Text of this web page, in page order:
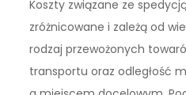
Koszty związane ze
zróżnicowane i zależą od
rodzaj przewożonych
transportu oraz odległość